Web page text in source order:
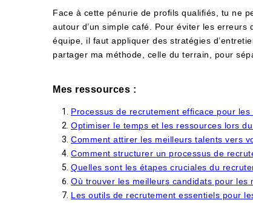
Face à cette pénurie de profils qualifiés, tu ne
autour d’un simple café. Pour éviter les
équipe, il faut appliquer des stratégies
partager ma méthode, celle du terrain, pour
Mes ressources :
Processus de recrutement efficace pour
Optimiser le temps et les ressources lors
Comment attirer les meilleurs talents vers
Comment structurer un processus de
Quelles sont les étapes cruciales du
Où trouver les meilleurs candidats pour les
Les outils de recrutement essentiels pour